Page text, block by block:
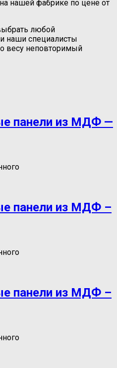
нашей фабрике по цене от
любой
наши специалисты
весу неповторимый
панели из МДФ —
панели из МДФ –
панели из МДФ –